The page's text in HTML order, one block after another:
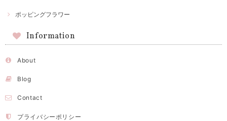
ポッピングフラワー
Information
About
Blog
Contact
プライバシーポリシー